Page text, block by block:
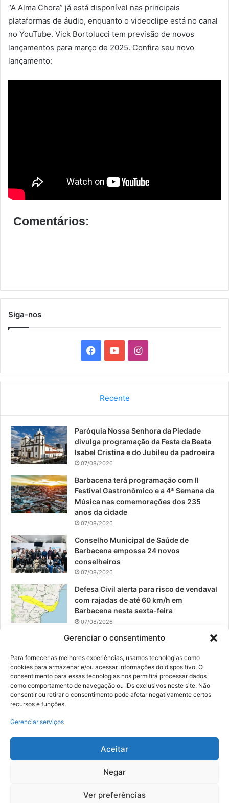
Gerenciar o consentimento
Para fornecer as melhores experiências, usamos tecnologias como
cookies para armazenar e/ou acessar informações do dispositivo. O
consentimento para essas tecnologias nos permitirá processar dados
como comportamento de navegação ou IDs exclusivos neste site. Não
consentir ou retirar o consentimento pode afetar negativamente certos
recursos e funções.
Gerenciar serviços
Aceitar
Negar
Ver preferências
“A Alma Chora” já está disponível nas principais
plataformas de áudio, enquanto o videoclipe está no canal
no YouTube. Vick Bortolucci tem previsão de novos
lançamentos para março de 2025. Confira seu novo
lançamento:
Comentários:
Siga-nos
a
b
o
k
o
u
b
I
n
a
g
a
Recente
Paróquia Nossa Senhora da Piedade
divulga programação da Festa da Beata
Isabel Cristina e do Jubileu da padroeira
07/08/2026
Barbacena terá programação com II
Festival Gastronômico e a 4ª Semana da
Música nas comemorações dos 235
anos da cidade
07/08/2026
Conselho Municipal de Saúde de
Barbacena empossa 24 novos
conselheiros
07/08/2026
Defesa Civil alerta para risco de vendaval
com rajadas de até 60 km/h em
Barbacena nesta sexta-feira
07/08/2026
EPCAR tem a melhor nota do IDEB no
06/08/2026
© 2026, Todos os direitos reservados | Desenvolvido por:
Digital Business| Hospedado por:NP Publicidade
Fale Conosco
Sobre Nós
Política de Segurança e Privacidade
Facebook
YouTubeInstagram